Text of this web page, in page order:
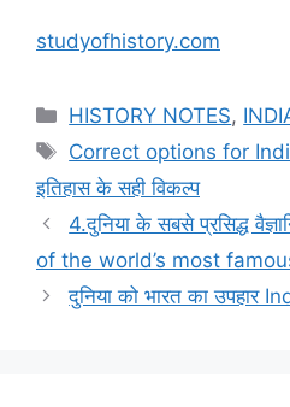
studyofhistory.com
Categories
HISTORY NOTES,
Tags
Correct options for
इतिहास के सही विकल्प
4.दुनिया के सबसे प्रसिद्ध
of the world’s most
दुनिया को भारत का उपहार